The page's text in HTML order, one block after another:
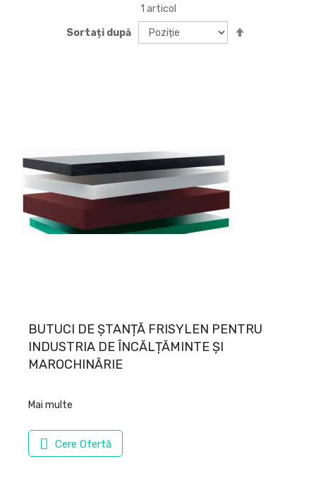
1 articol
Sortați după
BUTUCI DE ȘTANȚĂ FRISYLEN PENTRU
INDUSTRIA DE ÎNCĂLȚĂMINTE ȘI
MAROCHINĂRIE
Mai multe
Cere Ofertă